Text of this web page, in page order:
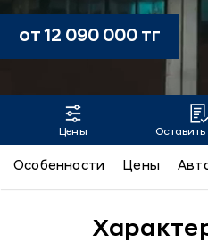
TUCSON
от 12 090 000 тг
Цены Оставить
Особенности Цены